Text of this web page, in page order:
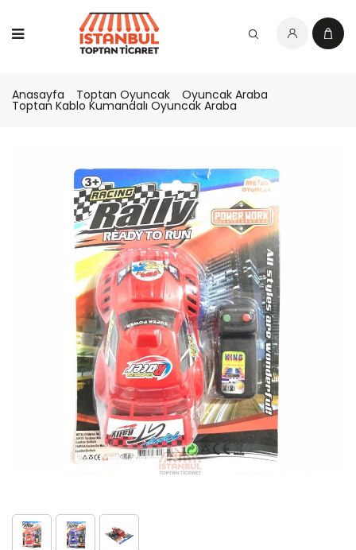
Anasayfa Toptan Oyuncak Oyuncak Araba
Toptan Kablo Kumandalı Oyuncak Araba